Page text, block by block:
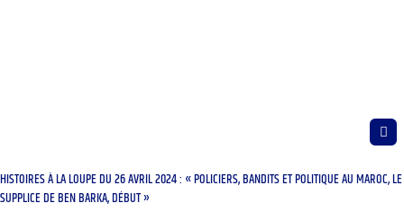
HISTOIRES À LA LOUPE DU 26 AVRIL 2024 : « POLICIERS, BANDITS ET POLITIQUE AU MAROC, LE
SUPPLICE DE BEN BARKA, DÉBUT »